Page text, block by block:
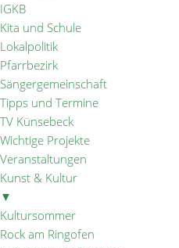
IGKB
Kita und Schule
Lokalpolitik
Pfarrbezirk
Sängergemeinschaft
Tipps und Termine
TV Künsebeck
Wichtige Projekte
Veranstaltungen
Kunst & Kultur
▼
Kultursommer
Rock am Ringofen